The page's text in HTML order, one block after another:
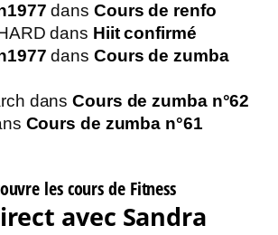
dans Cours de renfo
dans Hiit confirmé
dans Cours de zumba
dansCours de zumba n°62
Cours de zumba n°61
les cours de Fitness
avec Sandra